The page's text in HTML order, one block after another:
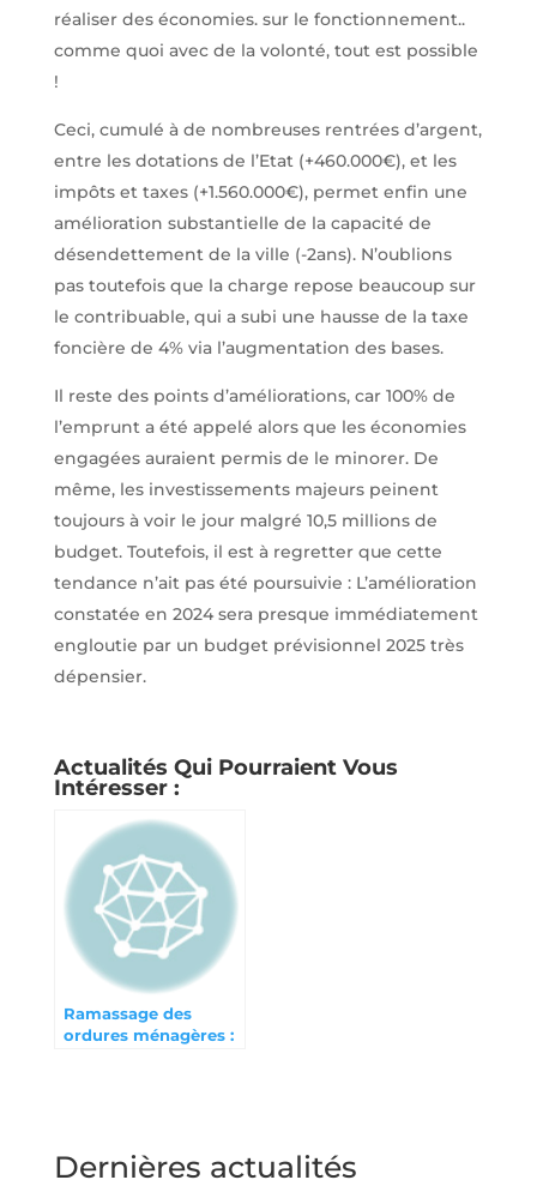
réaliser des économies. sur le fonctionnement..
comme quoi avec de la volonté, tout est possible
!
Ceci, cumulé à de nombreuses rentrées d’argent,
entre les dotations de l’Etat (+460.000€), et les
impôts et taxes (+1.560.000€), permet enfin une
amélioration substantielle de la capacité de
désendettement de la ville (-2ans). N’oublions
pas toutefois que la charge repose beaucoup sur
le contribuable, qui a subi une hausse de la taxe
foncière de 4% via l’augmentation des bases.
Il reste des points d’améliorations, car 100% de
l’emprunt a été appelé alors que les économies
engagées auraient permis de le minorer. De
même, les investissements majeurs peinent
toujours à voir le jour malgré 10,5 millions de
budget. Toutefois, il est à regretter que cette
tendance n’ait pas été poursuivie : L’amélioration
constatée en 2024 sera presque immédiatement
engloutie par un budget prévisionnel 2025 très
dépensier.
Actualités Qui Pourraient Vous
Intéresser :
Ramassage des
ordures ménagères :
Dernières actualités